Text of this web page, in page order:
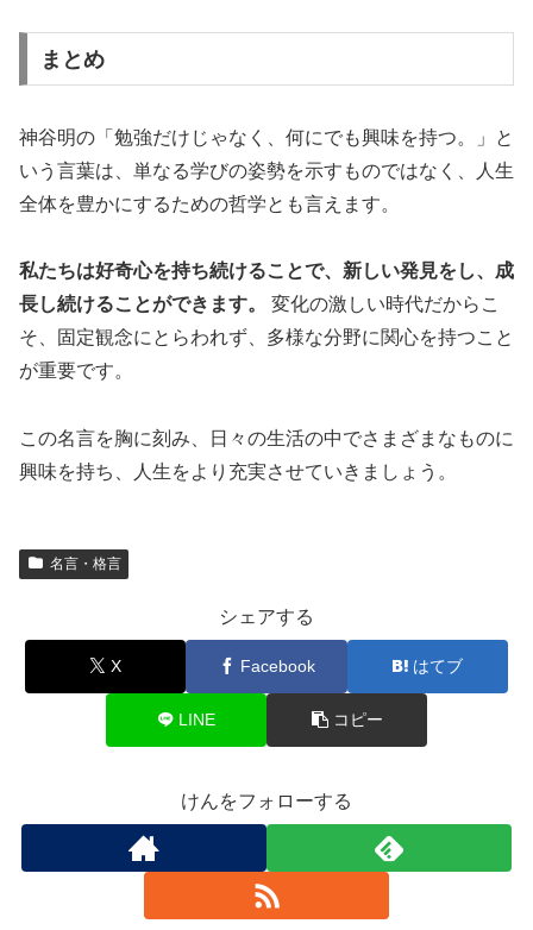
まとめ
神谷明の「勉強だけじゃなく、何にでも興味を持つ。」と
いう言葉は、単なる学びの姿勢を示すものではなく、人生
全体を豊かにするための哲学とも言えます。
私たちは好奇心を持ち続けることで、新しい発見をし、成
長し続けることができます。
変化の激しい時代だからこ
そ、固定観念にとらわれず、多様な分野に関心を持つこと
が重要です。
この名言を胸に刻み、日々の生活の中でさまざまなものに
興味を持ち、人生をより充実させていきましょう。
名言・格言
シェアする
X Facebook はてブ
LINE コピー
けんをフォローする